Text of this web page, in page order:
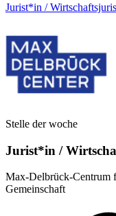
Jurist*in /
Stelle der woche
Jurist*in /
Max-Delbrück-Centrum
Gemeinschaft